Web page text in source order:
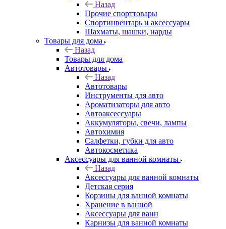
Назад
Прочие спорттовары
Спортинвентарь и аксессуары
Шахматы, шашки, нарды
Товары для дома
Назад
Товары для дома
Автотовары
Назад
Автотовары
Инструменты для авто
Ароматизаторы для авто
Автоаксессуары
Аккумуляторы, свечи, лампы
Автохимия
Салфетки, губки для авто
Автокосметика
Аксессуары для ванной комнаты
Назад
Аксессуары для ванной комнаты
Детская серия
Корзины для ванной комнаты
Хранение в ванной
Аксессуары для ванн
Карнизы для ванной комнаты